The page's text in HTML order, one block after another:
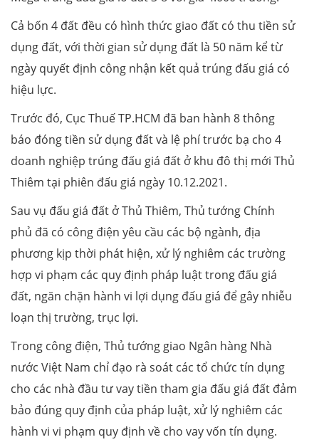
Cả bốn 4 đất đều có hình thức giao đất có thu tiền sử
dụng đất, với thời gian sử dụng đất là 50 năm kể từ
ngày quyết định công nhận kết quả trúng đấu giá có
hiệu lực.
Trước đó, Cục Thuế TP.HCM đã ban hành 8 thông
báo đóng tiền sử dụng đất và lệ phí trước bạ cho 4
doanh nghiệp trúng đấu giá đất ở khu đô thị mới Thủ
Thiêm tại phiên đấu giá ngày 10.12.2021.
Sau vụ đấu giá đất ở Thủ Thiêm, Thủ tướng Chính
phủ đã có công điện yêu cầu các bộ ngành, địa
phương kịp thời phát hiện, xử lý nghiêm các trường
hợp vi phạm các quy định pháp luật trong đấu giá
đất, ngăn chặn hành vi lợi dụng đấu giá để gây nhiễu
loạn thị trường, trục lợi.
Trong công điện, Thủ tướng giao Ngân hàng Nhà
nước Việt Nam chỉ đạo rà soát các tổ chức tín dụng
cho các nhà đầu tư vay tiền tham gia đấu giá đất đảm
bảo đúng quy định của pháp luật, xử lý nghiêm các
hành vi vi phạm quy định về cho vay vốn tín dụng.